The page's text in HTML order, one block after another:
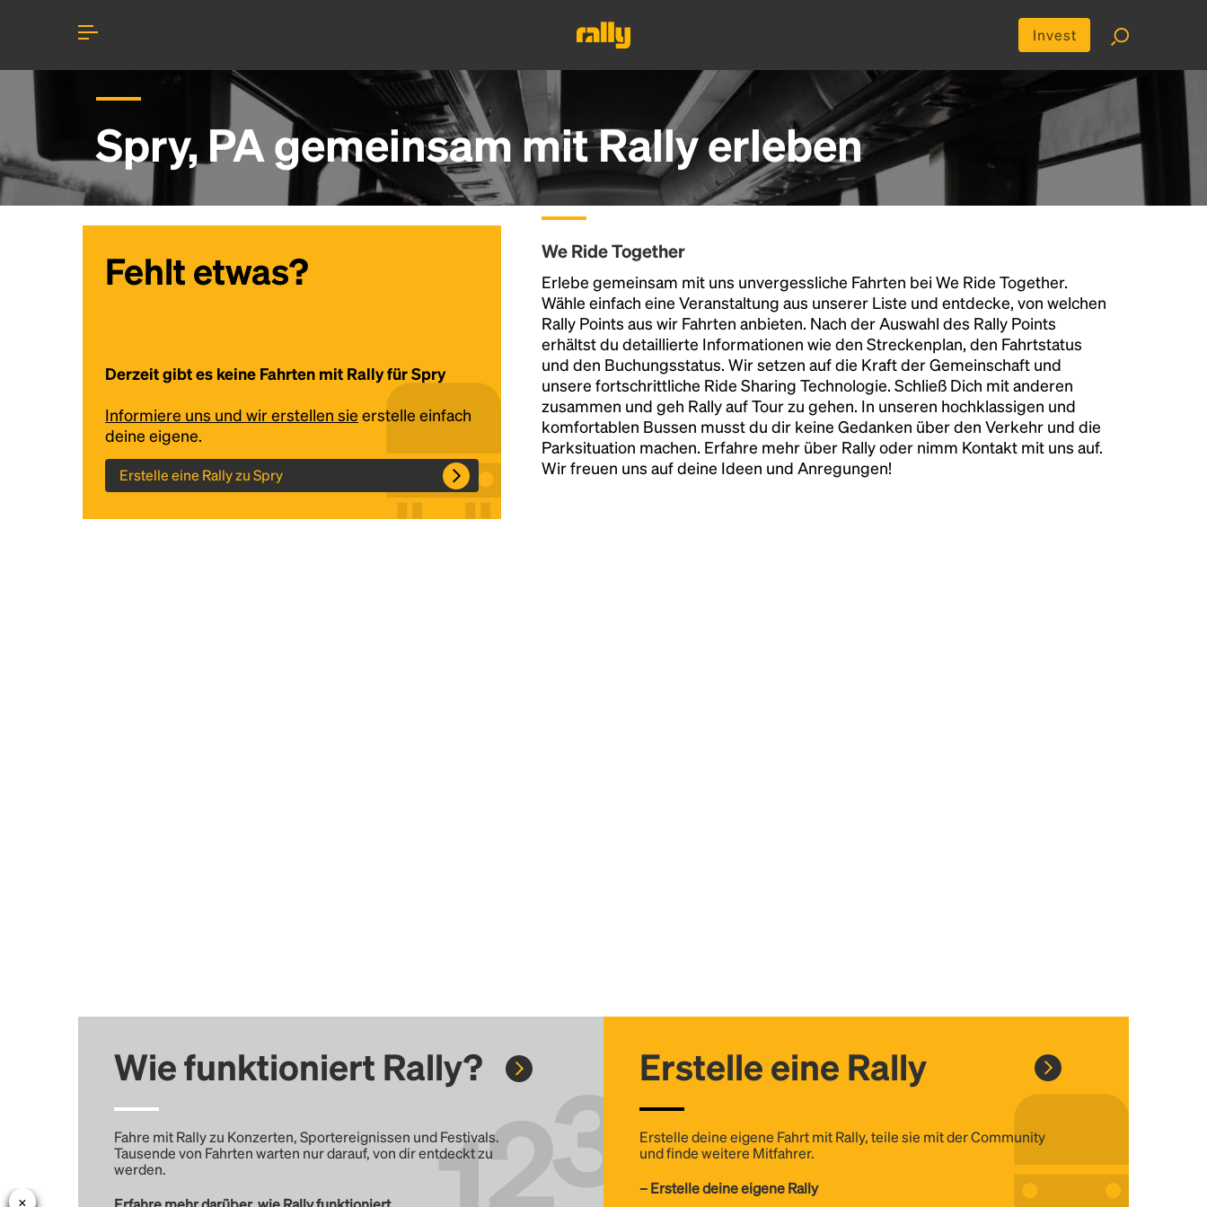
Invest
Spry, PA gemeinsam mit Rally erleben
Fehlt etwas?
Derzeit gibt es keine Fahrten mit Rally für Spry
Informiere uns und wir erstellen sie erstelle einfach
deine eigene.
Erstelle eine Rally zu Spry
We Ride Together
Erlebe gemeinsam mit uns unvergessliche Fahrten bei We Ride Together.
Wähle einfach eine Veranstaltung aus unserer Liste und entdecke, von welchen
Rally Points aus wir Fahrten anbieten. Nach der Auswahl des Rally Points
erhältst du detaillierte Informationen wie den Streckenplan, den Fahrtstatus
und den Buchungsstatus. Wir setzen auf die Kraft der Gemeinschaft und
unsere fortschrittliche Ride Sharing Technologie. Schließ Dich mit anderen
zusammen und geh Rally auf Tour zu gehen. In unseren hochklassigen und
komfortablen Bussen musst du dir keine Gedanken über den Verkehr und die
Parksituation machen. Erfahre mehr über Rally oder nimm Kontakt mit uns auf.
Wir freuen uns auf deine Ideen und Anregungen!
Wie funktioniert Rally?
Fahre mit Rally zu Konzerten, Sportereignissen und Festivals.
Tausende von Fahrten warten nur darauf, von dir entdeckt zu
werden.
Erstelle eine Rally
Erstelle deine eigene Fahrt mit Rally, teile sie mit der Community
und finde weitere Mitfahrer.
– Erstelle deine eigene Rally
Headline
Lorem Ipsum is simply dummy text of the